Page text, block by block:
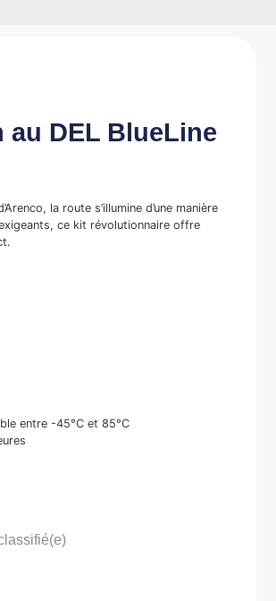
DEL BlueLine
la route s’illumine d’une manière
ce kit révolutionnaire offre
entre -45°C et 85°C